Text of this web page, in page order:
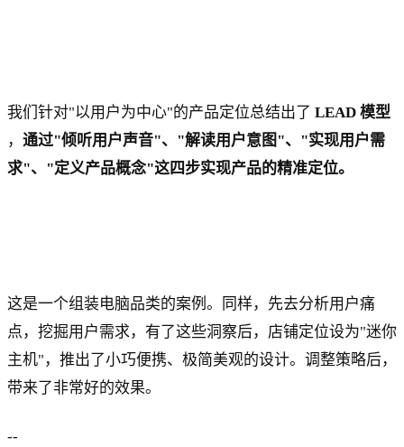
我们针对"以用户为中心"的产品定位总结出了 LEAD 模型
， 通过"倾听用户声音"、"解读用户意图"、"实现用户需
求"、"定义产品概念"这四步实现产品的精准定位。
这是一个组装电脑品类的案例。同样，先去分析用户痛
点，挖掘用户需求，有了这些洞察后，店铺定位设为"迷你
主机"，推出了小巧便携、极简美观的设计。调整策略后，
带来了非常好的效果。
--